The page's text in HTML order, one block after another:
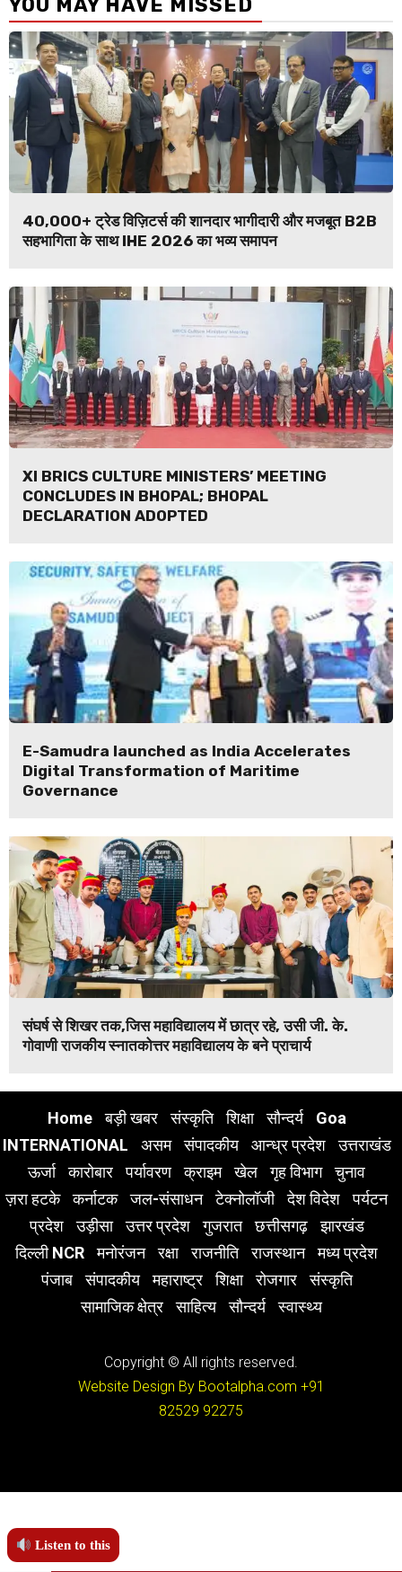
40,000+ ट्रेड विज़िटर्स की शानदार भागीदारी और मजबूत B2B
सहभागिता के साथ IHE 2026 का भव्य समापन
XI BRICS CULTURE MINISTERS’ MEETING
CONCLUDES IN BHOPAL; BHOPAL
DECLARATION ADOPTED
E-Samudra launched as India Accelerates
Digital Transformation of Maritime
Governance
संघर्ष से शिखर तक,जिस महाविद्यालय में छात्र रहे, उसी जी. के.
गोवाणी राजकीय स्नातकोत्तर महाविद्यालय के बने प्राचार्य
Home बड़ी खबर संस्कृति शिक्षा सौन्दर्य
Goa
INTERNATIONAL
असम संपादकीय आन्ध्र प्रदेश
उत्तराखंड
ऊर्जा
कारोबार पर्यावरण क्राइम खेल गृह विभाग
चुनाव
ज़रा हटके
कर्नाटक जल-संसाधन टेक्नोलॉजी देश विदेश
पर्यटन
प्रदेश
उड़ीसा उत्तर प्रदेश गुजरात छत्तीसगढ़
झारखंड
दिल्ली NCR
मनोरंजन रक्षा राजनीति राजस्थान
मध्य प्रदेश
पंजाब
संपादकीय महाराष्ट्र शिक्षा रोजगार
संस्कृति
सामाजिक क्षेत्र
साहित्य सौन्दर्य स्वास्थ्य
Copyright © All rights reserved.
Website Design By Bootalpha.com +91
82529 92275
Listen to this